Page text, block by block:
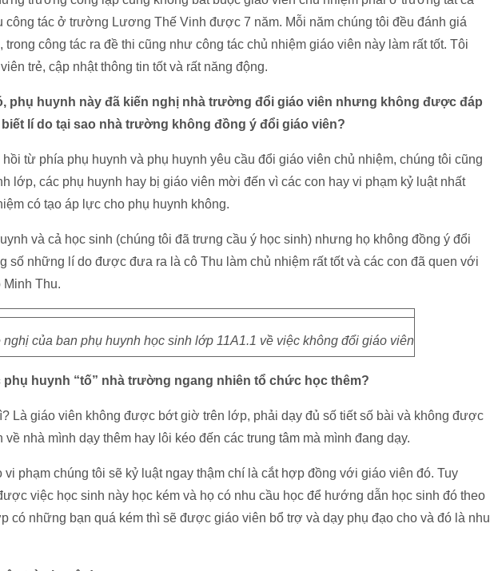
công tác ở trường Lương Thế Vinh được 7 năm. Mỗi năm chúng tôi đều đánh giá
công tác ra đề thi cũng như công tác chủ nhiệm giáo viên này làm rất tốt. Tôi
trẻ, cập nhật thông tin tốt và rất năng động.
phụ huynh này đã kiến nghị nhà trường đổi giáo viên nhưng không được đáp
lí do tại sao nhà trường không đồng ý đổi giáo viên?
từ phía phụ huynh và phụ huynh yêu cầu đổi giáo viên chủ nhiệm, chúng tôi cũng
lớp, các phụ huynh hay bị giáo viên mời đến vì các con hay vi phạm kỷ luật nhất
có tạo áp lực cho phụ huynh không.
và cả học sinh (chúng tôi đã trưng cầu ý học sinh) nhưng họ không đồng ý đổi
số những lí do được đưa ra là cô Thu làm chủ nhiệm rất tốt và các con đã quen với
Minh Thu.
của ban phụ huynh học sinh lớp 11A1.1 về việc không đổi giáo viên
phụ huynh “tố” nhà trường ngang nhiên tổ chức học thêm?
Là giáo viên không được bớt giờ trên lớp, phải dạy đủ số tiết số bài và không được
về nhà mình dạy thêm hay lôi kéo đến các trung tâm mà mình đang dạy.
vi phạm chúng tôi sẽ kỷ luật ngay thậm chí là cắt hợp đồng với giáo viên đó. Tuy
việc học sinh này học kém và họ có nhu cầu học để hướng dẫn học sinh đó theo
có những bạn quá kém thì sẽ được giáo viên bổ trợ và dạy phụ đạo cho và đó là nhu